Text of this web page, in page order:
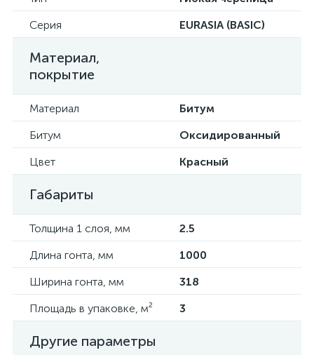
Серия
EURASIA (BASIC)
Материал,
покрытие
Материал
Битум
Битум
Оксидированный
Цвет
Красный
Габариты
Толщина 1 слоя, мм
2.5
Длина гонта, мм
1000
Ширина гонта, мм
318
Площадь в упаковке, м²
3
Другие параметры